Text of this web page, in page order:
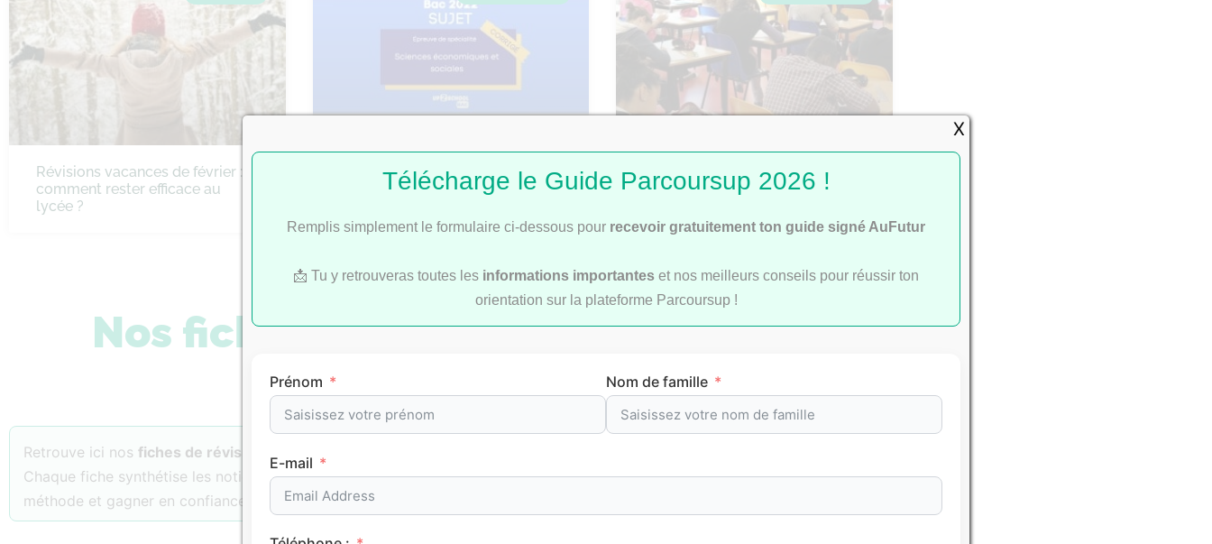
Révisions vacances de février :
comment rester efficace au
lycée ?
Bac 2022 : Corrigé du sujet de
Bac 2026 : comment se passent
les rattrapages ?
Nos fiches de révision par matière
Retrouve ici nos fiches de révision
Chaque fiche synthétise les notions essentielles, les points de méthode et les repères clés à maîtriser pour progresser avec
méthode et gagner en confiance.
Télécharge le Guide Parcoursup 2026 !
Remplis simplement le formulaire ci-dessous pour recevoir gratuitement ton guide signé AuFutur
📩 Tu y retrouveras toutes les informations importantes et nos meilleurs conseils pour réussir ton
orientation sur la plateforme Parcoursup !
Prénom Nom de famille
E-mail
X